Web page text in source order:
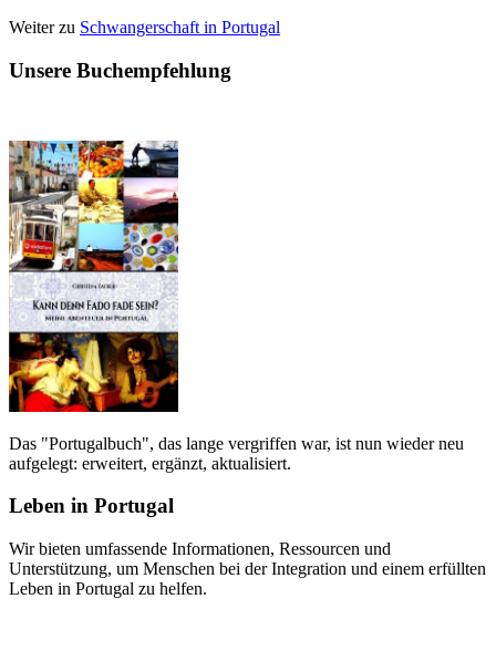
Weiter zu Schwangerschaft in Portugal
Unsere Buchempfehlung
Das "Portugalbuch", das lange vergriffen war, ist nun wieder neu
aufgelegt: erweitert, ergänzt, aktualisiert.
Leben in Portugal
Wir bieten umfassende Informationen, Ressourcen und
Unterstützung, um Menschen bei der Integration und einem erfüllten
Leben in Portugal zu helfen.